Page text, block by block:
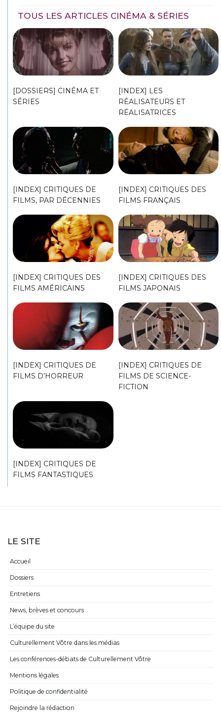
TOUS LES ARTICLES CINÉMA & SÉRIES
[DOSSIERS] CINÉMA ET
SÉRIES
[INDEX] LES
RÉALISATEURS ET
RÉALISATRICES
[INDEX] CRITIQUES DE
FILMS, PAR DÉCENNIES
[INDEX] CRITIQUES DES
FILMS FRANÇAIS
[INDEX] CRITIQUES DES
FILMS AMÉRICAINS
[INDEX] CRITIQUES DES
FILMS JAPONAIS
[INDEX] CRITIQUES DE
FILMS D’HORREUR
[INDEX] CRITIQUES DE
FILMS DE SCIENCE-
FICTION
[INDEX] CRITIQUES DE
FILMS FANTASTIQUES
LE SITE
Accueil
Dossiers
Entretiens
News, brèves et concours
L’équipe du site
Culturellement Vôtre dans les médias
Les conférences-débats de Culturellement Vôtre
Mentions légales
Politique de confidentialité
Rejoindre la rédaction